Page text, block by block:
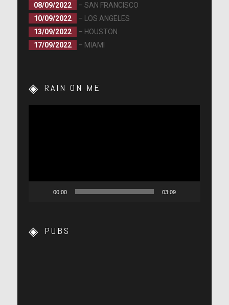
08/09/2022
– SAN FRANCISCO
10/09/2022
– LOS ANGELES
13/09/2022
– HOUSTON
17/09/2022
– MIAMI
RAIN ON ME
00:00 03:09
PUBS